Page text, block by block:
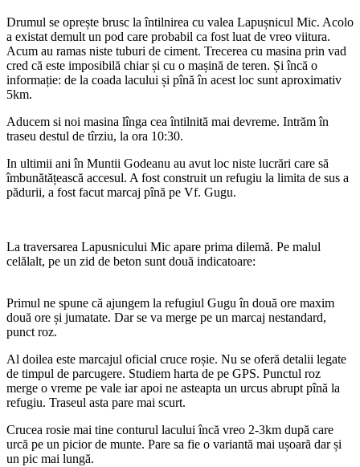
Drumul se oprește brusc la întilnirea cu valea Lapușnicul Mic. Acolo
a existat demult un pod care probabil ca fost luat de vreo viitura.
Acum au ramas niste tuburi de ciment. Trecerea cu masina prin vad
cred că este imposibilă chiar și cu o mașină de teren. Și încă o
informație: de la coada lacului și pînă în acest loc sunt aproximativ
5km.
Aducem si noi masina lînga cea întilnită mai devreme. Intrăm în
traseu destul de tîrziu, la ora 10:30.
In ultimii ani în Muntii Godeanu au avut loc niste lucrări care să
îmbunătățească accesul. A fost construit un refugiu la limita de sus a
pădurii, a fost facut marcaj pînă pe Vf. Gugu.
La traversarea Lapusnicului Mic apare prima dilemă. Pe malul
celălalt, pe un zid de beton sunt două indicatoare:
Primul ne spune că ajungem la refugiul Gugu în două ore maxim
două ore și jumatate. Dar se va merge pe un marcaj nestandard,
punct roz.
Al doilea este marcajul oficial cruce roșie. Nu se oferă detalii legate
de timpul de parcugere. Studiem harta de pe GPS. Punctul roz
merge o vreme pe vale iar apoi ne asteapta un urcus abrupt pînă la
refugiu. Traseul asta pare mai scurt.
Crucea rosie mai tine conturul lacului încă vreo 2-3km după care
urcă pe un picior de munte. Pare sa fie o variantă mai ușoară dar și
un pic mai lungă.